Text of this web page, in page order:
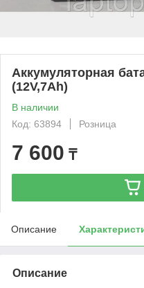
Аккумуляторная
(12V,7Ah)
В наличии
Код: 63894
Розница
7 600 ₸
Описание
Описание